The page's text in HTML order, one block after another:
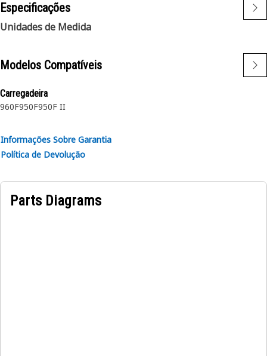
Especificações
Unidades de Medida
Modelos Compatíveis
Carregadeira
960F950F950F II
Informações Sobre Garantia
Política de Devolução
Parts Diagrams